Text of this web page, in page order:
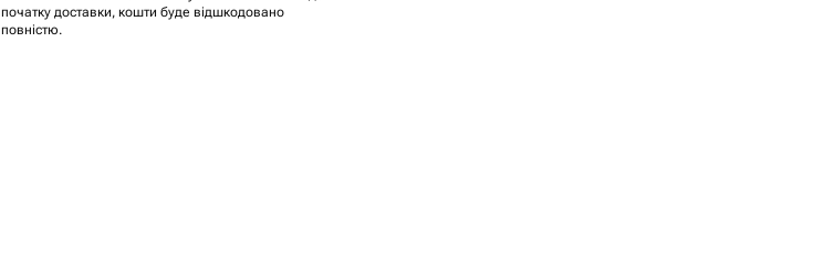
початку доставки, кошти буде відшкодовано
повністю.